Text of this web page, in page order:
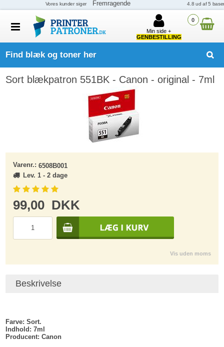
0
Min side +
GENBESTILLING
Find blæk og toner her
Sort blækpatron 551BK - Canon - original - 7ml
Varenr.:6508B001
Lev. 1 - 2 dage
99,00 DKK
Vis uden moms
Beskrivelse
Farve: Sort.
Indhold: 7ml
Producent: Canon